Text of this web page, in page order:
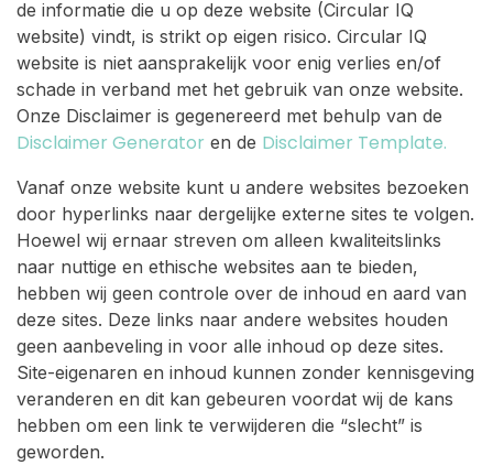
de informatie die u op deze website (Circular IQ
website) vindt, is strikt op eigen risico. Circular IQ
website is niet aansprakelijk voor enig verlies en/of
schade in verband met het gebruik van onze website.
Onze Disclaimer is gegenereerd met behulp van de
Disclaimer Generator en de Disclaimer Template.
Vanaf onze website kunt u andere websites bezoeken
door hyperlinks naar dergelijke externe sites te volgen.
Hoewel wij ernaar streven om alleen kwaliteitslinks
naar nuttige en ethische websites aan te bieden,
hebben wij geen controle over de inhoud en aard van
deze sites. Deze links naar andere websites houden
geen aanbeveling in voor alle inhoud op deze sites.
Site-eigenaren en inhoud kunnen zonder kennisgeving
veranderen en dit kan gebeuren voordat wij de kans
hebben om een link te verwijderen die “slecht” is
geworden.